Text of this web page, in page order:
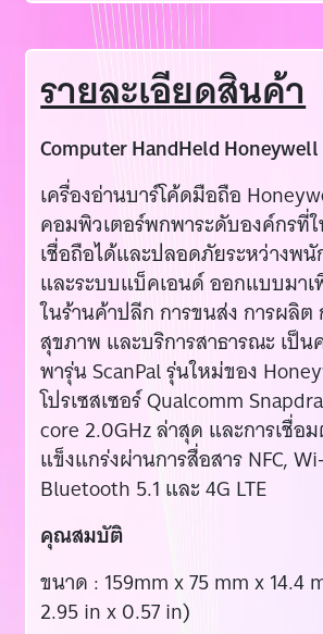
รายละเอียดสินค้า
Computer HandHeld Honeywell
เครื่องอ่านบาร์โค้ดมือถือ
คอมพิวเตอร์พกพาระดับองค์กรที่
เชื่อถือได้และปลอดภัยระหว่างพ
และระบบแบ็คเอนด์ ออกแบบมาเ
ในร้านค้าปลีก การขนส่ง การผลิต
สุขภาพ และบริการสาธารณะ เป็
พารุ่น ScanPal รุ่นใหม่ของ
โปรเซสเซอร์ Qualcomm
core 2.0GHz ล่าสุด และการเชื่อ
แข็งแกร่งผ่านการสื่อสาร NFC,
Bluetooth 5.1 และ 4G LTE
คุณสมบัติ
ขนาด : 159mm x 75 mm x 14.4
2.95 in x 0.57 in)